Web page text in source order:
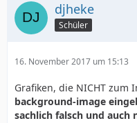
width:9px;
height:224px;
djheke
Schüler
16. November 2017 um 15:13
Grafiken, die NICHT
background-image
sachlich falsch und auch